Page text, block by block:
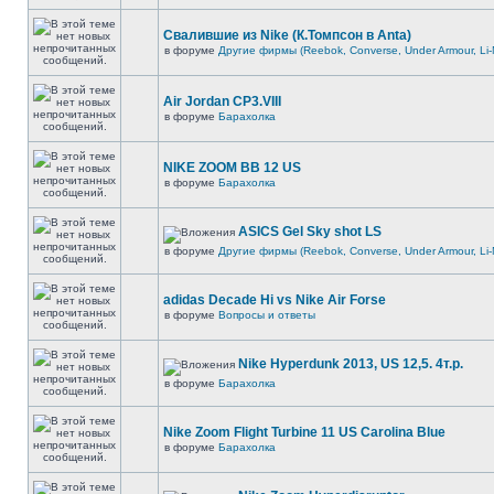
Свалившие из Nike (К.Томпсон в Anta)
в форуме Другие фирмы (Reebok, Converse, Under Armour, Li-
Air Jordan CP3.VIII
в форуме Барахолка
NIKE ZOOM BB 12 US
в форуме Барахолка
ASICS Gel Sky shot LS
в форуме Другие фирмы (Reebok, Converse, Under Armour, Li-
adidas Decade Hi vs Nike Air Forse
в форуме Вопросы и ответы
Nike Hyperdunk 2013, US 12,5. 4т.р.
в форуме Барахолка
Nike Zoom Flight Turbine 11 US Carolina Blue
в форуме Барахолка